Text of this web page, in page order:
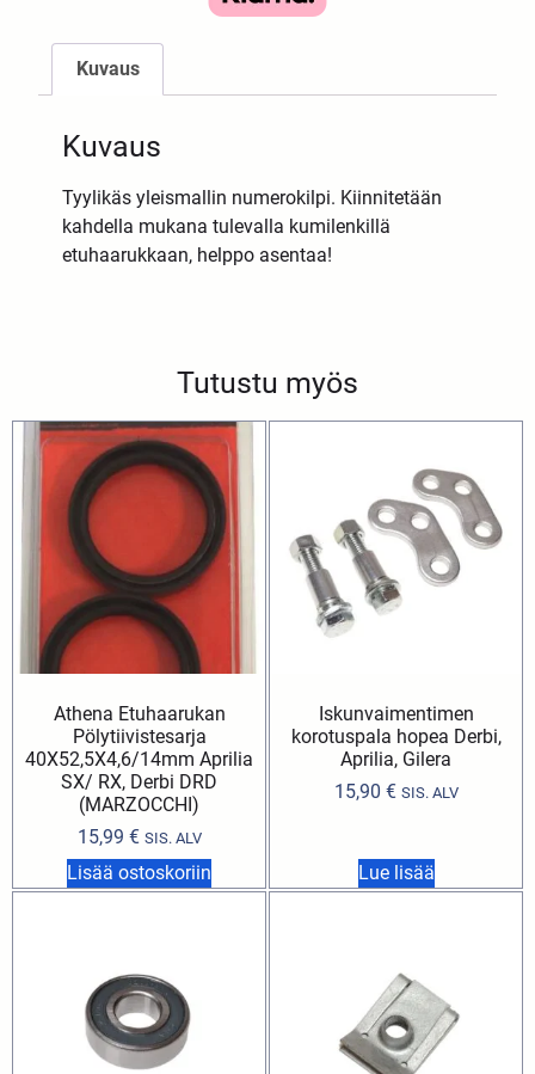
Kuvaus
Kuvaus
Tyylikäs yleismallin numerokilpi. Kiinnitetään
kahdella mukana tulevalla kumilenkillä
etuhaarukkaan, helppo asentaa!
Tutustu myös
Athena Etuhaarukan
Pölytiivistesarja
40X52,5X4,6/14mm Aprilia
SX/ RX, Derbi DRD
(MARZOCCHI)
15,99 € SIS. ALV
Lisää ostoskoriin
Iskunvaimentimen
korotuspala hopea Derbi,
Aprilia, Gilera
15,90 € SIS. ALV
Lue lisää